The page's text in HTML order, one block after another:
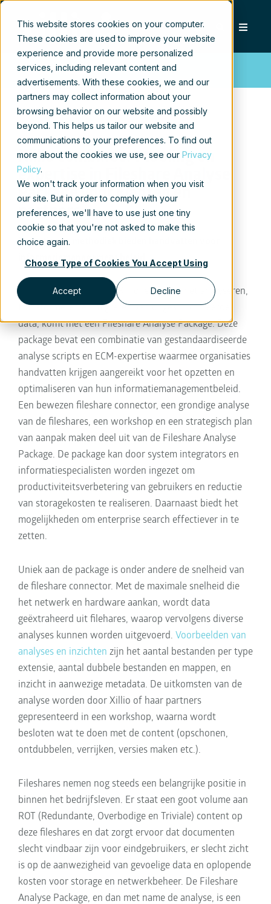
This website stores cookies on your computer.
These cookies are used to improve your website
experience and provide more personalized
services, including relevant content and
advertisements. With these cookies, we and our
partners may collect information about your
browsing behavior on our website and possibly
beyond. This helps us tailor our website and
communications to your preferences. To find out
more about the cookies we use, see our Privacy
Policy.
We won't track your information when you visit
our site. But in order to comply with your
preferences, we'll have to use just one tiny
cookie so that you're not asked to make this
choice again.
Choose Type of Cookies You Accept Using
Accept Decline
Persbericht
Xillio combineert tooling en
expertise in Fileshare Analyse
Package voor klanten en
partners
Expertise en methodiek bieden handvatten voor
informatiemanagement beleid
Hilversum, 1 juni 2016
- Xillio, expert in het analyseren,
transformeren en migreren van ongestructureerde
data, komt met een Fileshare Analyse Package. Deze
package bevat een combinatie van gestandaardiseerde
analyse scripts en ECM-expertise waarmee organisaties
handvatten krijgen aangereikt voor het opzetten en
optimaliseren van hun informatiemanagementbeleid.
Een bewezen fileshare connector, een grondige analyse
van de fileshares, een workshop en een strategisch plan
van aanpak maken deel uit van de Fileshare Analyse
Package. De package kan door system integrators en
informatiespecialisten worden ingezet om
productiviteitsverbetering van gebruikers en reductie
van storagekosten te realiseren. Daarnaast biedt het
mogelijkheden om enterprise search effectiever in te
zetten.
Uniek aan de package is onder andere de snelheid van
de fileshare connector. Met de maximale snelheid die
het netwerk en hardware aankan, wordt data
geëxtraheerd uit filehares, waarop vervolgens diverse
analyses kunnen worden uitgevoerd. Voorbeelden van
analyses en inzichten zijn het aantal bestanden per type
extensie, aantal dubbele bestanden en mappen, en
inzicht in aanwezige metadata. De uitkomsten van de
analyse worden door Xillio of haar partners
gepresenteerd in een workshop, waarna wordt
besloten wat te doen met de content (opschonen,
ontdubbelen, verrijken, versies maken etc.).
Fileshares nemen nog steeds een belangrijke positie in
binnen het bedrijfsleven. Er staat een goot volume aan
ROT (Redundante, Overbodige en Triviale) content op
deze fileshares en dat zorgt ervoor dat documenten
slecht vindbaar zijn voor eindgebruikers, er slecht zicht
is op de aanwezigheid van gevoelige data en oplopende
kosten voor storage en netwerkbeheer. De Fileshare
Analyse Package, en dan met name de analyse, is een